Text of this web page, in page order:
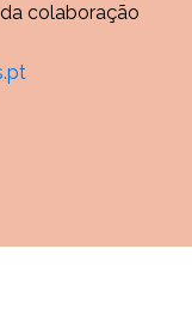
colaboração